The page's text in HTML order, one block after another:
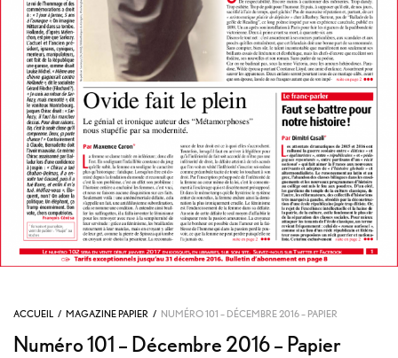
ACCUEIL / MAGAZINE PAPIER / NUMÉRO 101 – DÉCEMBRE 2016 – PAPIER
Numéro 101 – Décembre 2016 – Papier